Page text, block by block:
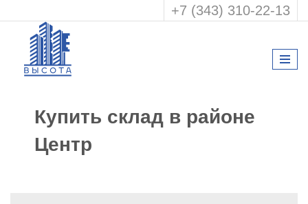
+7 (343) 310-22-13
Купить склад в районе
Центр